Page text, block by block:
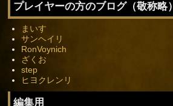
プレイヤーの方のブログ（敬称略）
まいす
サンヘイリ
RonVoynich
ざくお
step
ヒヨクレンリ
編集用